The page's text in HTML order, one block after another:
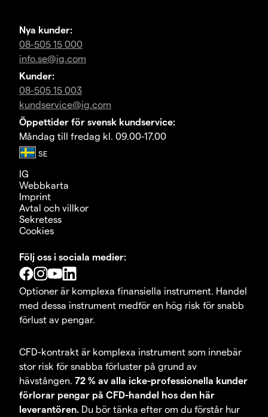
Nya kunder:
08-505 15 000
info.se@ig.com
Kunder:
08-505 15 003
kundservice@ig.com
Öppettider för svensk kundservice:
Måndag till fredag kl. 09.00-17.00
IG
Webbkarta
Imprint
Avtal och villkor
Sekretess
Cookies
Följ oss i sociala medier:
Optioner är komplexa finansiella instrument. Handel
med dessa instrument medför en hög risk för snabb
förlust av pengar.
CFD-kontrakt är komplexa instrument som innebär
stor risk för snabba förluster på grund av
hävstången. 72 % av alla icke-professionella kunder
förlorar pengar på CFD-handel hos den här
leverantören. Du bör tänka efter om du förstår hur